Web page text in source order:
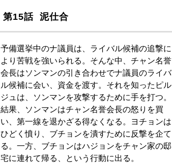
第15話 泥仕合
予備選挙中のナ議員は、ライバル候補の追撃に
より苦戦を強いられる。そんな中、チャン名誉
会長はソンマンの引き合わせでナ議員のライバ
ル候補に会い、資金を渡す。それを知ったピル
ジュは、ソンマンを攻撃するために手を打つ。
結果、ソンマンはチャン名誉会長の怒りを買
い、第一線を退かざる得なくなる。ヨチョンは
ひどく憤り、ブチョンを潰すために反撃を企て
る。一方、ブチョンはハジョンをチャン家の邸
宅に連れて帰る、という行動に出る。